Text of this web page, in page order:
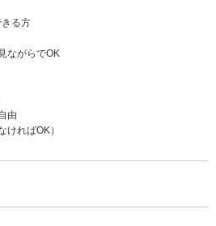
きる方
ながらでOK
由
ければOK）